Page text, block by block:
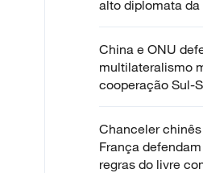
alto diplomata da
China e ONU
multilateralismo
cooperação Sul-
Chanceler
França
regras do livre